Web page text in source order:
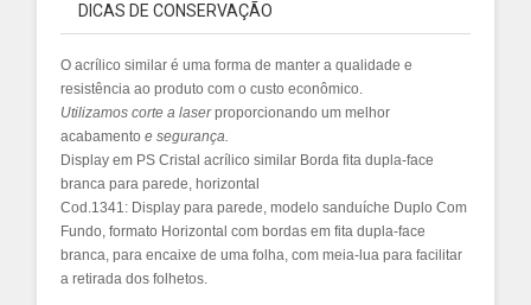
DICAS DE CONSERVAÇÃO
O acrílico similar é uma forma de manter a qualidade e
resistência ao produto com o custo econômico.
Utilizamos corte a laserproporcionando um melhor
acabamento e segurança.
Display em PS Cristal acrílico similar Borda fita dupla-face
branca para parede, horizontal
Cod.1341: Display para parede, modelo sanduíche Duplo Com
Fundo, formato Horizontal com bordas em fita dupla-face
branca, para encaixe de uma folha, com meia-lua para facilitar
a retirada dos folhetos.